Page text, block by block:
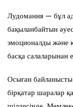
Лудомания — бұл
бақыланбайтын
эмоционалды және
басқа салаларынан
Осыған байланысты
бірқатар шаралар